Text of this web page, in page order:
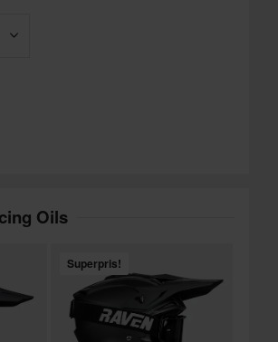
Oils
Superpris!